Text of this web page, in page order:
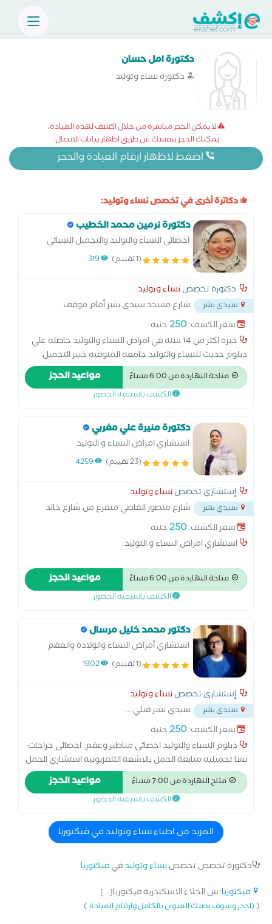
دكتورة امل حسان
دكتورة نساء وتوليد
لا يمكن الحجز مباشرة من خلال اكشف لهذه العيادة،
يمكنك الحجز بنفسك عن طريق اظهار بيانات الاتصال:
اضغط لاظهار ارقام العيادة والحجز
دكاترة أخرى في تخصص نساء وتوليد:
دكتورة نرمين محمد الخطيب
اخصائي النساء والتوليد والتجميل النسائي
ومناظير الرحم المتقدمه
(1 تقييم) 319
دكتورة تخصصنساء وتوليد
سيدي بشر
شارع مسجد سيدي بشر أمام موقف
أتوبيسات الحي...
سعر الكشف:250جنيه
خبره اكثر من 14 سنه في امراض النساء والتوليد حاصله علي
دبلوم حديث للنساء والتوليد جامعه المنوفيه خبير التجميل
النسائي جامعه الاسكندريه حاصله علي شهاده الجمعيه
الامريكيه لمناظير الرحم المتقدمه
متاحة النهاردة من 6:00 مساءً مواعيد الحجز
الكشف باسبقية الحضور
دكتورة منيرة علي مغربي
استشاري امراض النساء و التوليد
(23 تقييم) 4259
إستشاري تخصصنساء وتوليد
سيدي بشر
شارع منصور القاضي متفرع من شارع خالد
ابن الوليد امتداد مدرسة الطفولة السعيدة سيدي بشر بحري
سعر الكشف:250جنيه
استشاري امراض النساء و التوليد
متاحة النهاردة من 6:00 مساءً مواعيد الحجز
الكشف باسبقية الحضور
دكتور محمد خليل مرسال
استشاري أمراض النساء والولادة والعقم
وجراحة المناظير
(1 تقييم) 1902
إستشاري تخصصنساء وتوليد
سيدي بشر سيدي بشر قبلي...
سعر الكشف:250جنيه
دبلوم النساء والتوليد اخصائى مناظير وعقم. اخصائى جراحات
نسا تجميليه متابعة الحمل بالاشعة التلفزيونية استشاري الحمل
الحرج و الاجهاض المتكرر
متاح النهاردة من 7:00 مساءً مواعيد الحجز
الكشف باسبقية الحضور
المزيد من اطباء نساء وتوليد في فيكتوريا
دكتورة تخصص تخصصنساء وتوليدفيفيكتوريا
فيكتوريا: ش الجلاء الاسكندرية فيكتوريا[...]
((احجز وسوف يصلك العنوان بالكامل وارقام العيادة)